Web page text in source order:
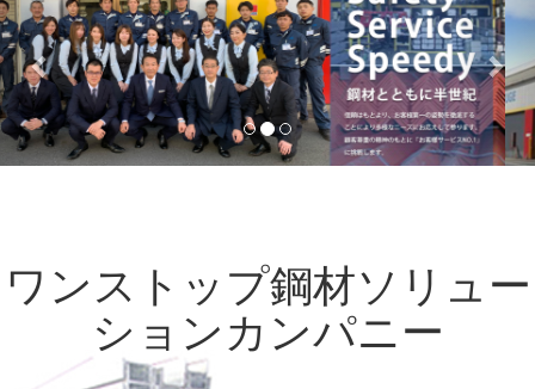
ワンストップ鋼材ソリュー
ションカンパニー